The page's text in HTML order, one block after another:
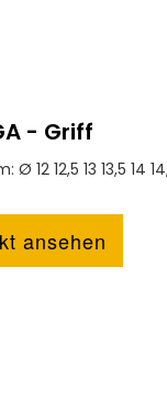
- Griff
12,5 13 13,5 14
ansehen